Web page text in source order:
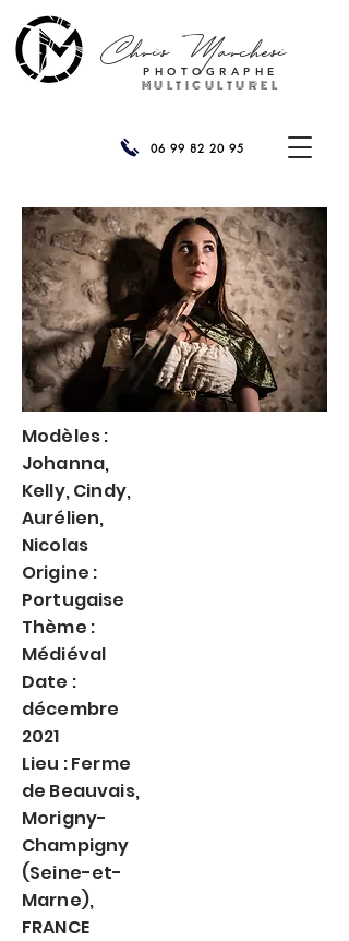
PHOTOGRAPHE
MULTICULTUREL
ChrisMarchesi
06 99 82 20 95
Modèles :
Johanna,
Kelly, Cindy,
Aurélien,
Nicolas
Origine :
Portugaise
Thème :
Médiéval
Date :
décembre
2021
Lieu : Ferme
de Beauvais,
Morigny-
Champigny
(Seine-et-
Marne),
FRANCE